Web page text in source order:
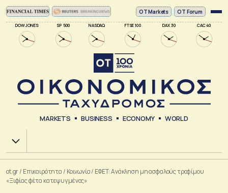
DOW JONES SP 500 NASDAQ FTSE 100 DAX 30 CAC 40
ΟΤ Markets OT Forum
MARKETS BUSINESS ECONOMY WORLD
Χ.Α.
ot.gr/ Επικαιρότητα / Κοινωνία/ ΕΦΕΤ: Ανάκληση μη ασφαλούς τροφίμου
«Ξιφίας φέτα κατεψυγμένος»